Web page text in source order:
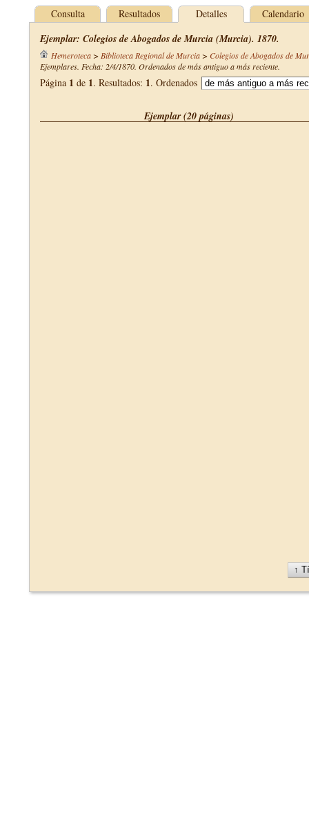
Consulta Resultados Detalles Calendario
Ejemplar: Colegios de Abogados de Murcia (Murcia). 1870.
Hemeroteca> Biblioteca Regional de Murcia> Colegios de Abogados de
Ejemplares. Fecha: 2/4/1870. Ordenados de más antiguo a más reciente.
Página 1 de 1. Resultados: 1. Ordenados
Ejemplar (20 páginas)